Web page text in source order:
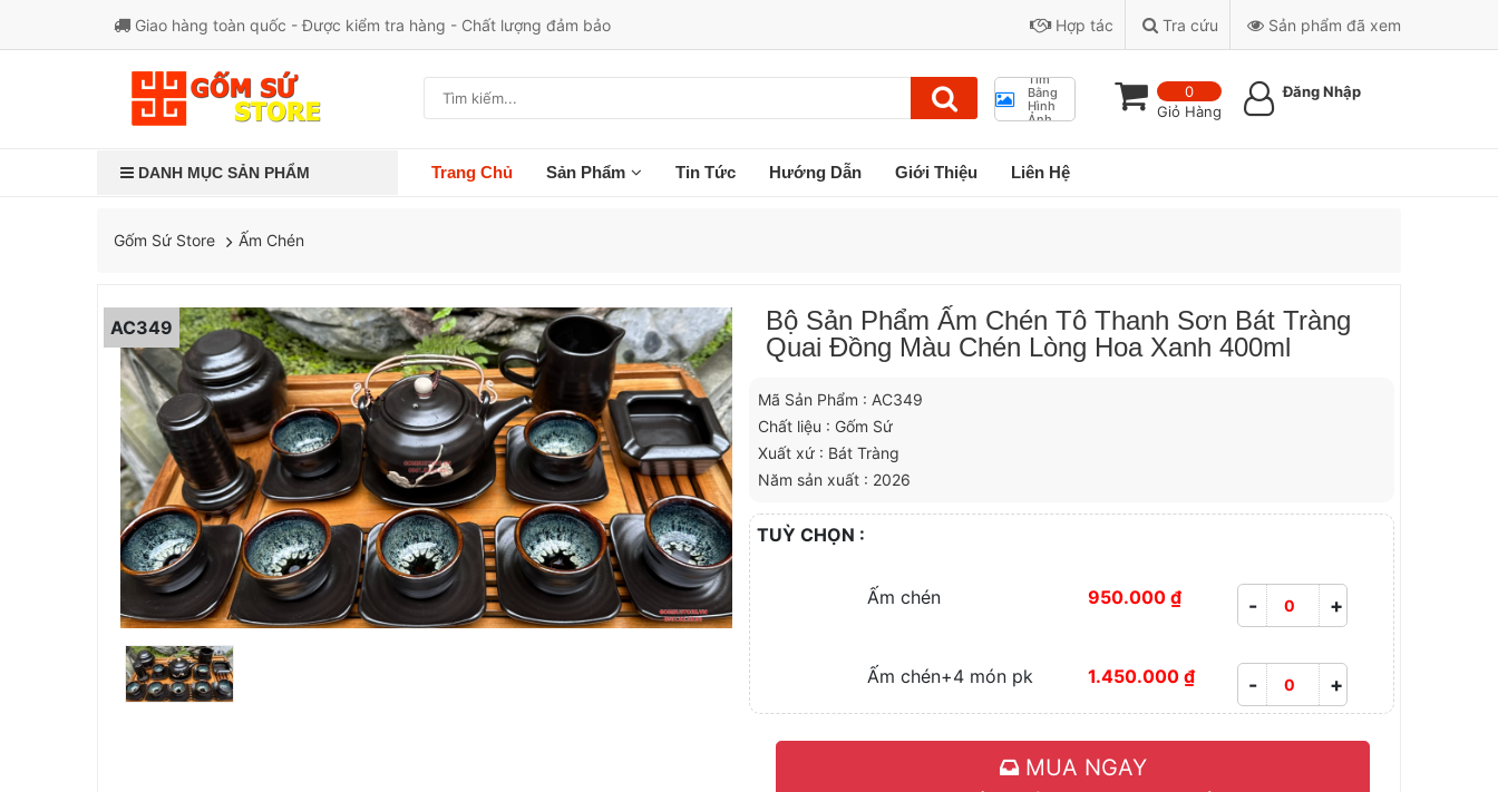
Giao hàng toàn quốc - Được kiểm tra hàng - Chất lượng đảm bảo Hợp tác Tra cứu Sản phẩm đã xem
Tìm
Bằng
Hình
Ảnh
0
Giỏ Hàng
Đăng Nhập
DANH MỤC SẢN PHẨM Trang Chủ Sản Phẩm Tin Tức Hướng Dẫn Giới Thiệu Liên Hệ
Gốm Sứ Store Ấm Chén
AC349
Bộ Sản Phẩm Ấm Chén Tô Thanh Sơn Bát Tràng
Quai Đồng Màu Chén Lòng Hoa Xanh 400ml
Mã Sản Phẩm : AC349
Chất liệu : Gốm Sứ
Xuất xứ : Bát Tràng
Năm sản xuất : 2026
TUỲ CHỌN :
Ấm chén 950.000 ₫ - +
Ấm chén+4 món pk 1.450.000 ₫ - +
MUA NGAY